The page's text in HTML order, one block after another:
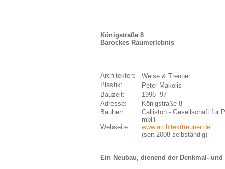
Königstraße 8
Barockes Raumerlebnis
Architekten:
Weise & Treuner
Plastik:
Peter Makolis
Bauzeit:
1996- 97
Adresse:
Königstraße 8
Bauherr:
Calliston - Gesellschaft für
mbH
Webseite:
www.architekttreuner.de
(seit 2008 selbständig)
Ein Neubau, dienend der Denkmal-